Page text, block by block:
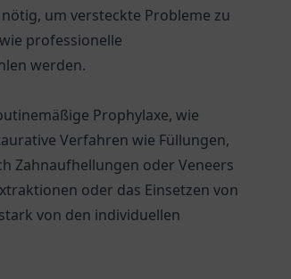
um versteckte Probleme zu
professionelle
werden.
Prophylaxe, wie
Verfahren wie Füllungen,
Zahnaufhellungen oder Veneers
oder das Einsetzen von
von den individuellen